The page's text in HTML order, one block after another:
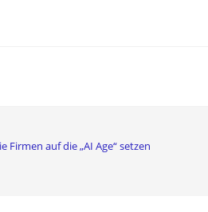
auf die „AI Age“ setzen